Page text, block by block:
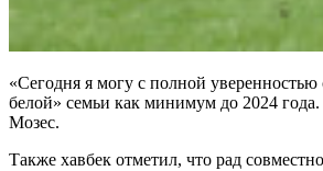
«Сегодня я могу с полной
белой» семьи как минимум до 2024
Мозес.
Также хавбек отметил, что рад